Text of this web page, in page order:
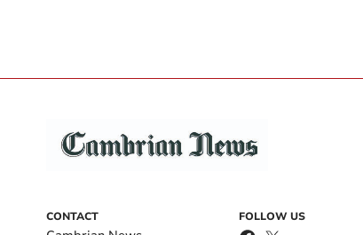
CONTACT FOLLOW US